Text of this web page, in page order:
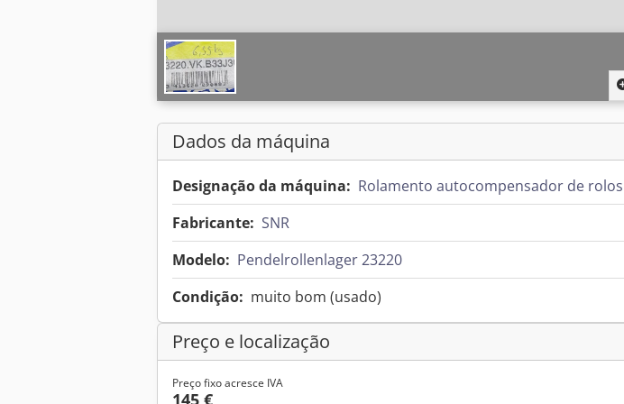
Dados da máquina
Designação da máquina: Rolamento autocompensador de rolos
Fabricante: SNR
Modelo: Pendelrollenlager 23220
Condição: muito bom (usado)
Preço e localização
Preço fixo acresce IVA